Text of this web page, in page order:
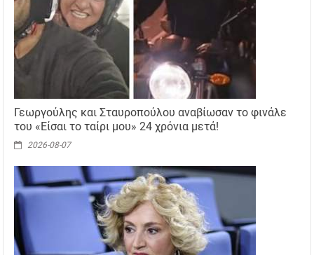
Γεωργούλης και Σταυροπούλου αναβίωσαν το φινάλε
του «Είσαι το ταίρι μου» 24 χρόνια μετά!
2026-08-07